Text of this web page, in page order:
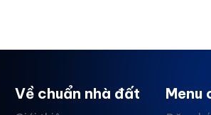
Về chuẩn nhà đất Menu